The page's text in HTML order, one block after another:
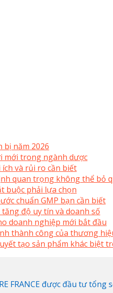
bị năm 2026
mới trong ngành dược
ích và rủi ro cần biết
quan trọng không thể bỏ
buộc phải lựa chọn
chuẩn GMP bạn cần biết
độ uy tín và doanh số
doanh nghiệp mới bắt đầu
thành công của thương
tạo sản phẩm khác biệt
FRANCE được đầu tư